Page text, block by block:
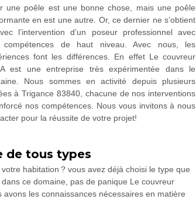
une poêle est une bonne chose, mais une poêle
en est une autre. Or, ce dernier ne s’obtient
l’intervention d’un poseur professionnel avec
compétences de haut niveau. Avec nous, les
font les différences. En effet Le couvreur
est une entreprise très expérimentée dans le
Nous sommes en activité depuis plusieurs
à Trigance 83840, chacune de nos interventions
nos compétences. Nous vous invitons à nous
pour la réussite de votre projet!
de tous types
habitation ? vous avez déjà choisi le type que
ce domaine, pas de panique Le couvreur
les connaissances nécessaires en matière